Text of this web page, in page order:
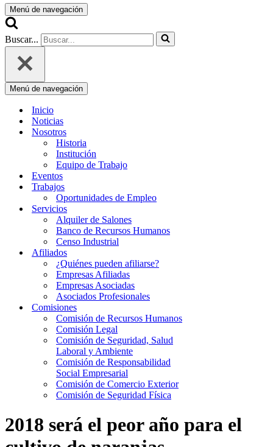
Menú de navegación
Buscar...
Menú de navegación
Inicio
Noticias
Nosotros
Historia
Institución
Equipo de Trabajo
Eventos
Trabajos
Oportunidades de Empleo
Servicios
Alquiler de Salones
Banco de Recursos Humanos
Censo Industrial
Afiliados
¿Quiénes pueden afiliarse?
Empresas Afiliadas
Empresas Asociadas
Asociados Profesionales
Comisiones
Comisión de Recursos Humanos
Comisión Legal
Comisión de Seguridad, Salud
Laboral y Ambiente
Comisión de Responsabilidad
Social Empresarial
Comisión de Comercio Exterior
Comisión de Seguridad Física
2018 será el peor año para el